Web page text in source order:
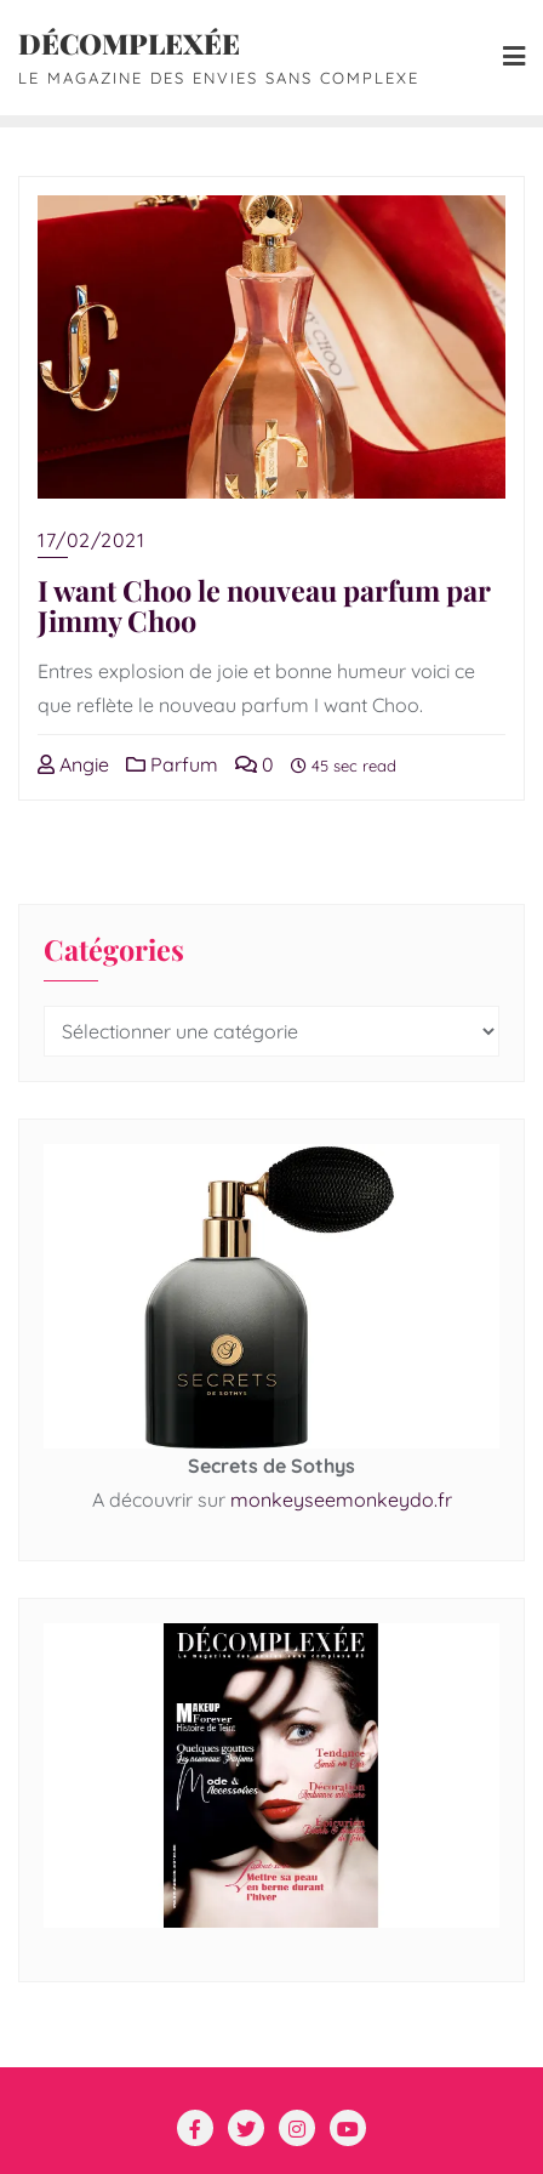
DÉCOMPLEXÉE
LE MAGAZINE DES ENVIES SANS COMPLEXE
17/02/2021
I want Choo le nouveau parfum par
Jimmy Choo
Entres explosion de joie et bonne humeur voici ce
que reflète le nouveau parfum I want Choo.
Angie Parfum 0 45 sec read
Catégories
Secrets de Sothys
A découvrir sur monkeyseemonkeydo.fr